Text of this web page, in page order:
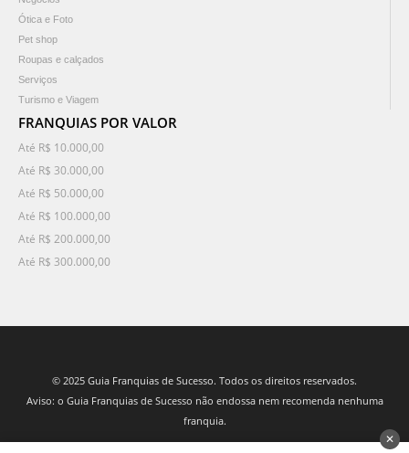
Ótica e Foto
Pet shop
Roupas e calçados
Serviços
Turismo e Viagem
FRANQUIAS POR VALOR
Até R$ 10.000,00
Até R$ 30.000,00
Até R$ 50.000,00
Até R$ 100.000,00
Até R$ 200.000,00
Até R$ 300.000,00
© 2025 Guia Franquias de Sucesso. Todos os direitos reservados.
Aviso: o Guia Franquias de Sucesso não endossa nem recomenda nenhuma
franquia.
✕